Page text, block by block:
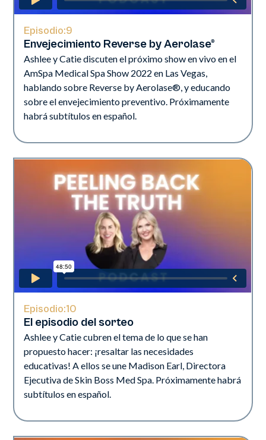
Episodio:9
Envejecimiento Reverse by Aerolase®
Ashlee y Catie discuten el próximo show en vivo en el
AmSpa Medical Spa Show 2022 en Las Vegas,
hablando sobre Reverse by Aerolase®, y educando
sobre el envejecimiento preventivo. Próximamente
habrá subtítulos en español.
Episodio:10
El episodio del sorteo
Ashlee y Catie cubren el tema de lo que se han
propuesto hacer: ¡resaltar las necesidades
educativas! A ellos se une Madison Earl, Directora
Ejecutiva de Skin Boss Med Spa. Próximamente habrá
subtítulos en español.